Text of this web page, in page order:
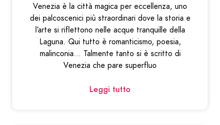
Venezia è la città magica per eccellenza, uno
dei palcoscenici più straordinari dove la storia e
l’arte si riflettono nelle acque tranquille della
Laguna. Qui tutto è romanticismo, poesia,
malinconia… Talmente tanto si è scritto di
Venezia che pare superfluo
Leggi tutto